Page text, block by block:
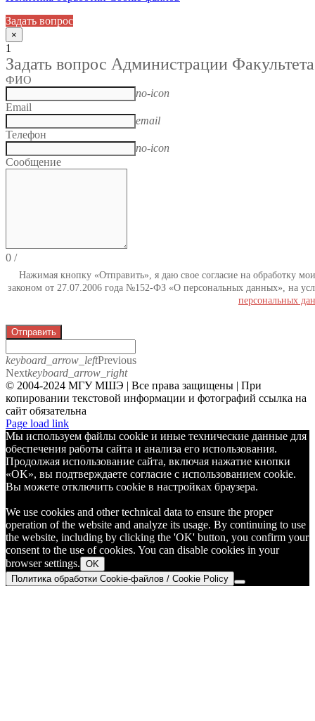
Задать вопрос
×
1
Задать вопрос Администрации Факультета
ФИО
no-icon
Email
email
Телефон
no-icon
Сообщение
0 /
Нажимая кнопку «Отправить», я даю свое согласие на обработку
законом от 27.07.2006 года №152-ФЗ «О персональных данных», на
персональных
Отправить
keyboard_arrow_leftPrevious
Nextkeyboard_arrow_right
© 2004-2024 МГУ МШЭ | Все права защищены | При
копировании текстовой информации и фотографий ссылка на
сайт обязательна
Telegram
Page load link
Мы используем файлы cookie и иные технические данные для
обеспечения работы сайта и анализа его использования.
Продолжая использование сайта, включая нажатие кнопки
«OK», вы подтверждаете согласие с использованием cookie.
Вы можете отключить cookie в настройках браузера.
We use cookies and other technical data to ensure the proper
operation of the website and analyze its usage. By continuing to use
the website, including by clicking the 'OK' button, you confirm your
consent to the use of cookies. You can disable cookies in your
browser settings. OK
Политика обработки Cookie-файлов / Cookie Policy